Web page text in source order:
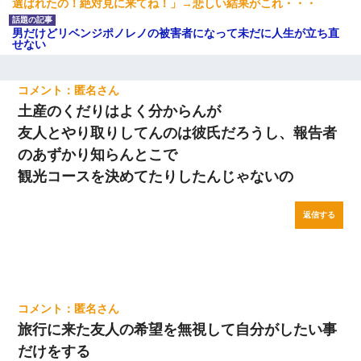
選ばれたの！絶対見に来てね！」→悲しい結果がこれ・・・
男だけどリベンジポノレノの被害者になって未だに人生が立ち直
せない
匿名
土産のくだりはよく分からんが
友人とやり取りしてんのは彼氏だろうし、報告者
のあずかり知らんとこで
観光コースを決めてたりしたんじゃないの
返信する
匿名
旅行に来た友人の希望を無視して自分がしたい事
だけをする